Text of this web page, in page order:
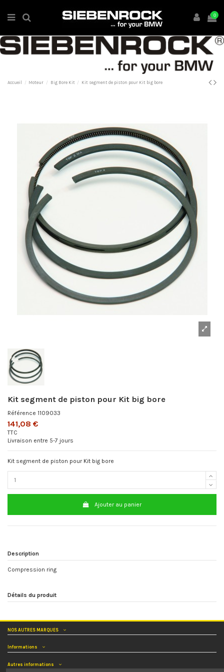
0
Accueil Moteur Big Bore Kit Kit segment de piston pour Kit big bore
Kit segment de piston pour Kit big bore
Référence 1109033
141,08 €
TTC
Livraison entre 5-7 jours
Kit segment de piston pour Kit big bore
Ajouter au panier
Description
Compression ring
Détails du produit
NOS AUTRES MARQUES
Informations
Autres informations